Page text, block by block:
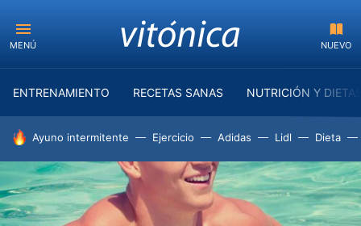
MENÚ NUEVO
ENTRENAMIENTO RECETAS SANAS NUTRICIÓN Y
HOY SE HABLA DE
Ayuno intermitente Ejercicio Adidas Lidl Dieta